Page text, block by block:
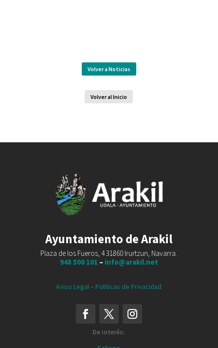
Volver a Noticias
Volver al Inicio
Ayuntamiento de Arakil
Plaza de los Fueros, 4 31860 Irurtzun, Navarra.
948 500 101 – info@arakil.net
Aviso Legal– Políticas de Privacidad
De interés: